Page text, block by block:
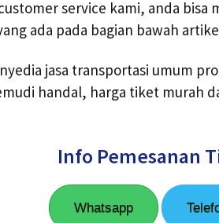
service kami, anda
ada pada bagian bawah
jasa transportasi umum
handal, harga tiket murah
Info Pemesanan
Whatsapp